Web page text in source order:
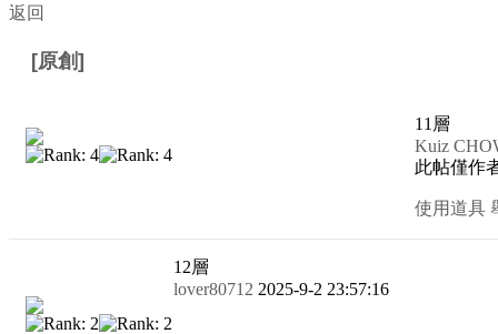
返回
[原創]
11 層
Kuiz
此帖僅作
使用道具
12層
lover80712 2025-9-2 23:57:16